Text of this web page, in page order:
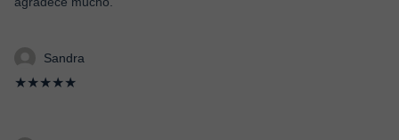
Sandra
★★★★★